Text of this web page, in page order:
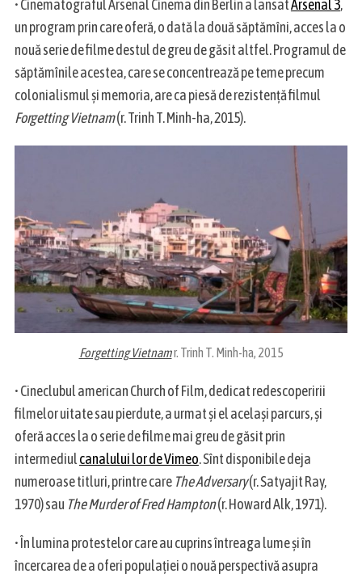
• Cinematograful Arsenal Cinema din Berlin a lansatArsenal 3,
un program prin care oferă, o dată la două săptămîni, acces la o
nouă serie de filme destul de greu de găsit altfel. Programul de
săptămînile acestea, care se concentrează pe teme precum
colonialismul și memoria, are ca piesă de rezistență filmul
Forgetting Vietnam(r. Trinh T. Minh-ha, 2015).
Forgetting Vietnamr. Trinh T. Minh-ha, 2015
• Cineclubul american Church of Film, dedicat redescoperirii
filmelor uitate sau pierdute, a urmat și el același parcurs, și
oferă acces la o serie de filme mai greu de găsit prin
intermediulcanalului lor de Vimeo. Sînt disponibile deja
numeroase titluri, printre care The Adversary(r. Satyajit Ray,
1970) sau The Murder of Fred Hampton(r. Howard Alk, 1971).
• În lumina protestelor care au cuprins întreaga lume și în
încercarea de a oferi populației o nouă perspectivă asupra